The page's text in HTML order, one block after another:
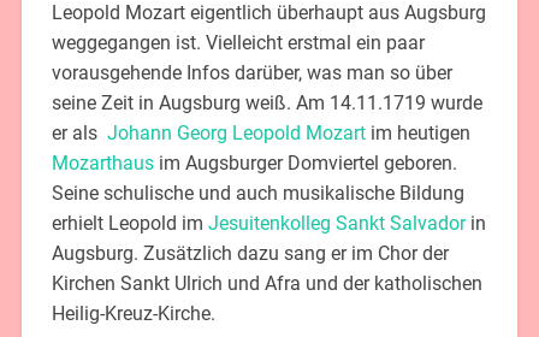
Leopold Mozart eigentlich überhaupt aus Augsburg
weggegangen ist. Vielleicht erstmal ein paar
vorausgehende Infos darüber, was man so über
seine Zeit in Augsburg weiß. Am 14.11.1719 wurde
er als Johann Georg Leopold Mozartim heutigen
Mozarthausim Augsburger Domviertel geboren.
Seine schulische und auch musikalische Bildung
erhielt Leopold im Jesuitenkolleg Sankt Salvadorin
Augsburg. Zusätzlich dazu sang er im Chor der
Kirchen Sankt Ulrich und Afra und der katholischen
Heilig-Kreuz-Kirche.